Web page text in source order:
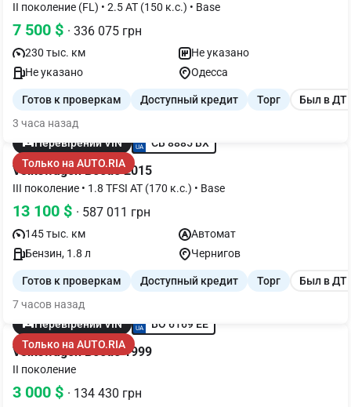
II поколение (FL) • 2.5 AT (150 к.с.) • Base
7 500 $ · 336 075 грн
230 тыс. км
Не указано
Не указано
Одесса
Готов к проверкам Доступный кредит Торг
Был в
3 часа назад
Перевірений VIN
CB 8885 BX
Только на AUTO.RIA
Volkswagen Beetle 2015
III поколение • 1.8 TFSI AT (170 к.с.) • Base
13 100 $ · 587 011 грн
145 тыс. км
Автомат
Бензин, 1.8 л
Чернигов
Готов к проверкам Доступный кредит Торг
Был в
7 часов назад
Перевірений VIN
BO 6169 EE
Только на AUTO.RIA
Volkswagen Beetle 1999
II поколение
3 000 $ · 134 430 грн